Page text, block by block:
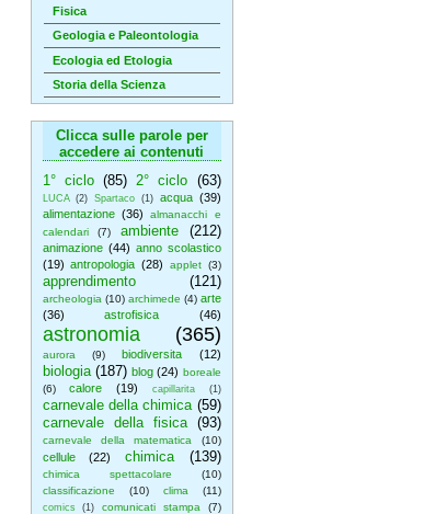
Fisica
Geologia e Paleontologia
Ecologia ed Etologia
Storia della Scienza
Clicca sulle parole per
accedere ai contenuti
1° ciclo (85) 2° ciclo (63)
LUCA (2) Spartaco (1) acqua (39)
alimentazione (36)
almanacchi e
calendari
(7) ambiente (212)
animazione (44) anno scolastico
(19) antropologia (28) applet (3)
apprendimento (121)
archeologia (10) archimede (4) arte
(36)
astrofisica (46)
astronomia (365)
aurora (9) biodiversita (12)
biologia (187) blog (24) boreale
(6)
calore (19) capillarita (1)
carnevale della chimica (59)
carnevale della fisica
(93)
carnevale della matematica (10)
cellule (22) chimica (139)
chimica spettacolare
(10)
classificazione
(10) clima (11)
comics (1) comunicati stampa (7)